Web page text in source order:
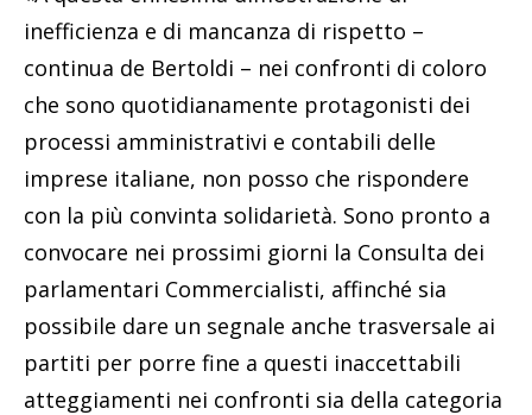
inefficienza e di mancanza di rispetto –
continua de Bertoldi – nei confronti di coloro
che sono quotidianamente protagonisti dei
processi amministrativi e contabili delle
imprese italiane, non posso che rispondere
con la più convinta solidarietà. Sono pronto a
convocare nei prossimi giorni la Consulta dei
parlamentari Commercialisti, affinché sia
possibile dare un segnale anche trasversale ai
partiti per porre fine a questi inaccettabili
atteggiamenti nei confronti sia della categoria